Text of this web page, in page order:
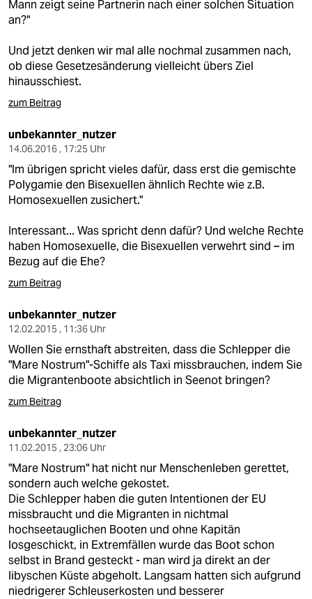
Mann zeigt seine Partnerin nach einer solchen Situation
an?"
Und jetzt denken wir mal alle nochmal zusammen nach,
ob diese Gesetzesänderung vielleicht übers Ziel
hinausschiest.
zum Beitrag
unbekannter_nutzer
14.06.2016 , 17:25 Uhr
"Im übrigen spricht vieles dafür, dass erst die gemischte
Polygamie den Bisexuellen ähnlich Rechte wie z.B.
Homosexuellen zusichert."
Interessant... Was spricht denn dafür? Und welche Rechte
haben Homosexuelle, die Bisexuellen verwehrt sind – im
Bezug auf die Ehe?
zum Beitrag
unbekannter_nutzer
12.02.2015 , 11:36 Uhr
Wollen Sie ernsthaft abstreiten, dass die Schlepper die
"Mare Nostrum"-Schiffe als Taxi missbrauchen, indem Sie
die Migrantenboote absichtlich in Seenot bringen?
zum Beitrag
unbekannter_nutzer
11.02.2015 , 23:06 Uhr
"Mare Nostrum" hat nicht nur Menschenleben gerettet,
sondern auch welche gekostet.
Die Schlepper haben die guten Intentionen der EU
missbraucht und die Migranten in nichtmal
hochseetauglichen Booten und ohne Kapitän
losgeschickt, in Extremfällen wurde das Boot schon
selbst in Brand gesteckt - man wird ja direkt an der
libyschen Küste abgeholt. Langsam hatten sich aufgrund
niedrigerer Schleuserkosten und besserer